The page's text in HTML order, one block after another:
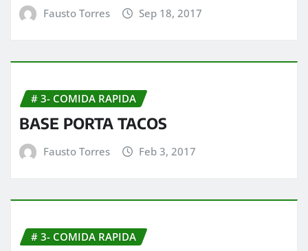
Fausto Torres Sep 18, 2017
# 3- COMIDA RAPIDA
BASE PORTA TACOS
Fausto Torres Feb 3, 2017
# 3- COMIDA RAPIDA